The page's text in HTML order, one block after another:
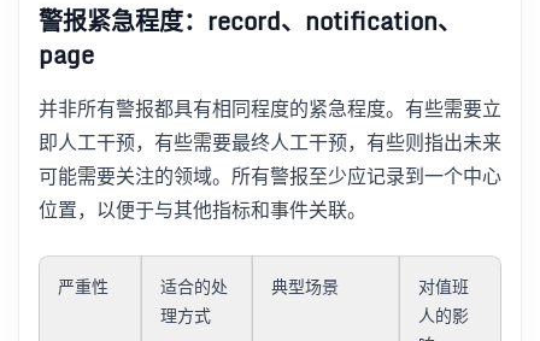
警报紧急程度：record、notification、
page
并非所有警报都具有相同程度的紧急程度。有些需要立
即人工干预，有些需要最终人工干预，有些则指出未来
可能需要关注的领域。所有警报至少应记录到一个中心
位置，以便于与其他指标和事件关联。
严重性
适合的处
理方式
典型场景
对值班
人的影